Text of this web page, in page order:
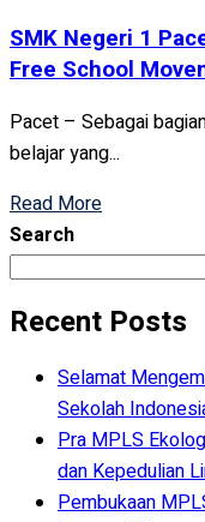
SMK Negeri 1
Free School
Pacet – Sebagai
belajar yang...
Read More
Search
Recent Posts
Selamat
Sekolah
Pra MPLS
dan Kepedulian
Pembukaan